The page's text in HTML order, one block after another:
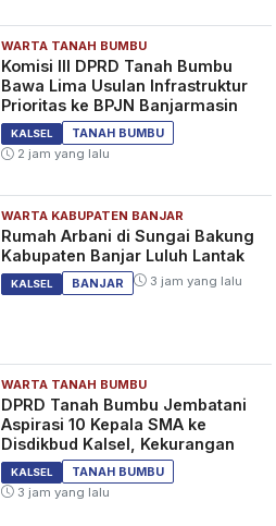
WARTA TANAH BUMBU
Komisi III DPRD Tanah Bumbu
Bawa Lima Usulan Infrastruktur
Prioritas ke BPJN Banjarmasin
KALSEL
TANAH BUMBU
2 jam yang lalu
WARTA KABUPATEN BANJAR
Rumah Arbani di Sungai Bakung
Kabupaten Banjar Luluh Lantak
KALSEL BANJAR 3 jam yang lalu
WARTA TANAH BUMBU
DPRD Tanah Bumbu Jembatani
Aspirasi 10 Kepala SMA ke
Disdikbud Kalsel, Kekurangan
KALSEL
TANAH BUMBU
3 jam yang lalu